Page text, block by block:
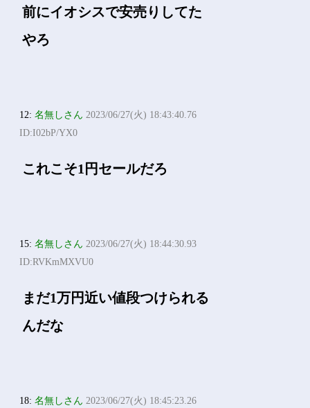
前にイオシスで安売りしてた
やろ
12:名無しさん 2023/06/27(火) 18:43:40.76
ID:I02bP/YX0
これこそ1円セールだろ
15:名無しさん 2023/06/27(火) 18:44:30.93
ID:RVKmMXVU0
まだ1万円近い値段つけられる
んだな
18:名無しさん 2023/06/27(火) 18:45:23.26